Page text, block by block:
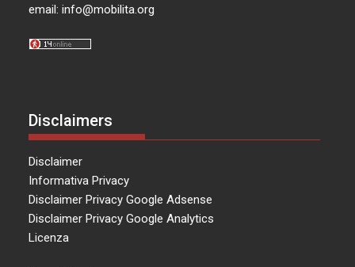
email:info@mobilita.org
Disclaimers
Disclaimer
Informativa Privacy
Disclaimer Privacy Google Adsense
Disclaimer Privacy Google Analytics
Licenza